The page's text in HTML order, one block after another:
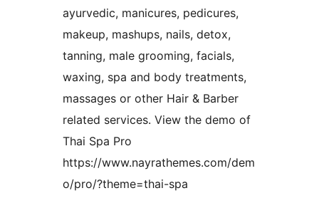
ayurvedic, manicures, pedicures,
makeup, mashups, nails, detox,
tanning, male grooming, facials,
waxing, spa and body treatments,
massages or other Hair & Barber
related services. View the demo of
Thai Spa Pro
https://www.nayrathemes.com/dem
o/pro/?theme=thai-spa